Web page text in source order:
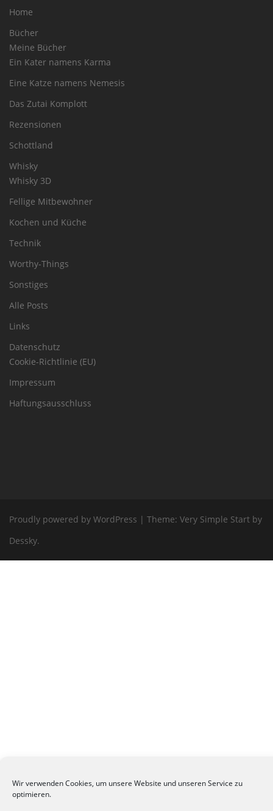
Wir verwenden Cookies, um unsere Website und unseren Service zu
optimieren.
Home
Bücher
Meine Bücher
Ein Kater namens Karma
Eine Katze namens Nemesis
Das Zutai Komplott
Rezensionen
Schottland
Whisky
Whisky 3D
Fellige Mitbewohner
Kochen und Küche
Technik
Worthy-Things
Sonstiges
Alle Posts
Links
Datenschutz
Cookie-Richtlinie (EU)
Impressum
Haftungsausschluss
Proudly powered by WordPress | Theme: Very Simple Start by
Dessky.